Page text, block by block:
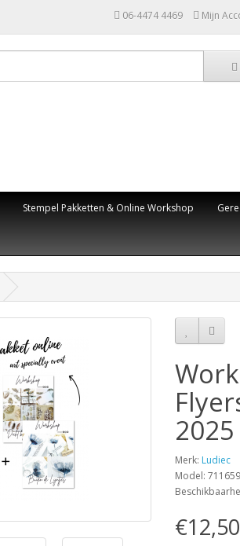
06-4474 4469 Mijn
Stempel Pakketten & Online Workshop
2025
Merk: Ludiec
Model:
€12,50